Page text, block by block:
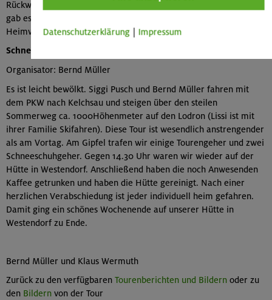
Rückweg angetreten. In Bichling auf unserer Hütte angekommen
gab es noch einmal Kaffee und Kuchen bevor alle Teilnehmer den
Heimweg antraten.
Schneeschuhtour zum Lodron:
Organisator: Bernd Müller
Es ist leicht bewölkt. Siggi Pusch und Bernd Müller fahren mit
dem PKW nach Kelchsau und steigen über den steilen
Sommerweg ca. 1000Höhenmeter auf den Lodron (Lissi ist mit
ihrer Familie Skifahren). Diese Tour ist wesendlich anstrengender
als am Vortag. Am Gipfel trafen wir einige Tourengeher und zwei
Schneeschuhgeher. Gegen 14.30 Uhr waren wir wieder auf der
Hütte in Westendorf. Anschließend haben die noch Anwesenden
Kaffee getrunken und haben die Hütte gereinigt. Nach einer
herzlichen Verabschiedung ist jeder individuell heim gefahren.
Damit ging ein schönes Wochenende auf unserer Hütte in
Westendorf zu Ende.
Bernd Müller und Klaus Wermuth
Zurück zu den verfügbaren Tourenberichten und Bildern oder zu
den Bildern von der Tour
Datenschutzerklärung Impressum